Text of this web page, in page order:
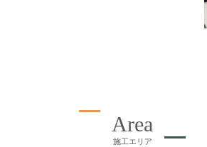
Area
施工エリア